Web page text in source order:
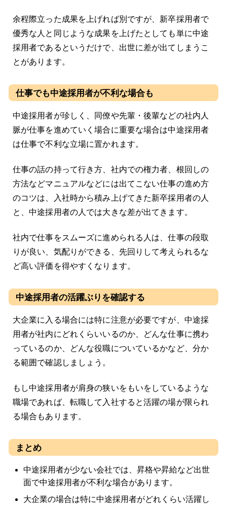
余程際立った成果を上げれば別ですが、新卒採用者で
優秀な人と同じような成果を上げたとしても単に中途
採用者であるというだけで、出世に差が出てしまうこ
とがあります。
仕事でも中途採用者が不利な場合も
中途採用者が珍しく、同僚や先輩・後輩などの社内人
脈が仕事を進めていく場合に重要な場合は中途採用者
は仕事で不利な立場に置かれます。
仕事の話の持って行き方、社内での権力者、根回しの
方法などマニュアルなどには出てこない仕事の進め方
のコツは、入社時から積み上げてきた新卒採用者の人
と、中途採用者の人では大きな差が出てきます。
社内で仕事をスムーズに進められる人は、仕事の段取
りが良い、気配りができる、先回りして考えられるな
ど高い評価を得やすくなります。
中途採用者の活躍ぶりを確認する
大企業に入る場合には特に注意が必要ですが、中途採
用者が社内にどれくらいいるのか、どんな仕事に携わ
っているのか、どんな役職についているかなど、分か
る範囲で確認しましょう。
もし中途採用者が肩身の狭いをもいをしているような
職場であれば、転職して入社すると活躍の場が限られ
る場合もあります。
まとめ
中途採用者が少ない会社では、昇格や昇給など出世
面で中途採用者が不利な場合があります。
大企業の場合は特に中途採用者がどれくらい活躍し